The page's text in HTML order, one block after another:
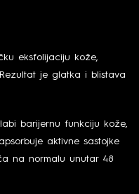
eksfolijaciju kože,
je glatka i blistava
barijernu funkciju kože,
aktivne sastojke
na normalu unutar 48